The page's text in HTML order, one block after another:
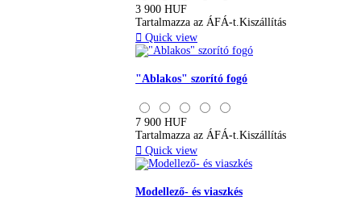
3 900 HUF
Tartalmazza az ÁFÁ-t. Kiszállítás
 Quick view
"Ablakos" szorító fogó
7 900 HUF
Tartalmazza az ÁFÁ-t.Kiszállítás
 Quick view
Modellező- és viaszkés